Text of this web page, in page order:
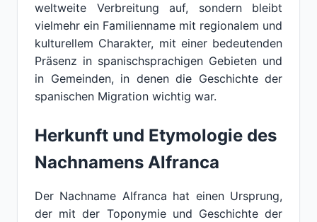
weltweite Verbreitung auf, sondern bleibt
vielmehr ein Familienname mit regionalem und
kulturellem Charakter, mit einer bedeutenden
Präsenz in spanischsprachigen Gebieten und
in Gemeinden, in denen die Geschichte der
spanischen Migration wichtig war.
Herkunft und Etymologie des
Nachnamens Alfranca
Der Nachname Alfranca hat einen Ursprung,
der mit der Toponymie und Geschichte der